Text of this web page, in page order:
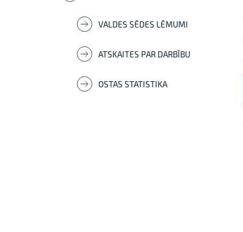
VALDES SĒDES LĒMUMI
ATSKAITES PAR DARBĪBU
OSTAS STATISTIKA